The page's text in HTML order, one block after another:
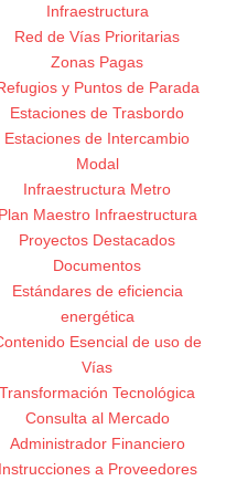
Infraestructura
Red de Vías Prioritarias
Zonas Pagas
y Puntos de Parada
Estaciones de Trasbordo
Estaciones de Intercambio
Modal
Infraestructura Metro
Plan Maestro Infraestructura
Proyectos Destacados
Documentos
Estándares de eficiencia
energética
Esencial de uso de
Vías
Transformación Tecnológica
Consulta al Mercado
Administrador Financiero
Instrucciones a Proveedores